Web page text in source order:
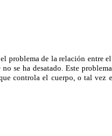
problema de la relación entre
se ha desatado. Este
controla el cuerpo, o tal vez